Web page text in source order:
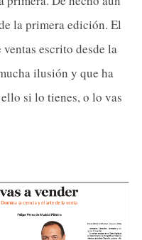
la primera edición. El
escrito desde la
ilusión y que ha
si lo tienes, o lo vas